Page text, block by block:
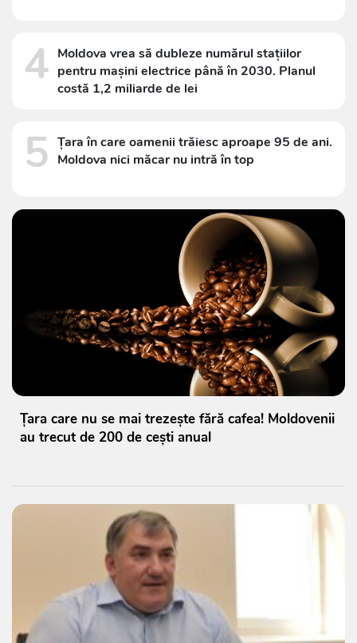
4 Moldova vrea să dubleze numărul stațiilor
pentru mașini electrice până în 2030. Planul
costă 1,2 miliarde de lei
5 Țara în care oamenii trăiesc aproape 95 de ani.
Moldova nici măcar nu intră în top
Țara care nu se mai trezește fără cafea! Moldovenii
au trecut de 200 de cești anual